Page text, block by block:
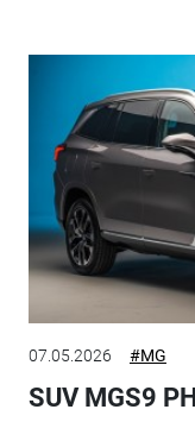
07.05.2026 #MG
SUV MGS9